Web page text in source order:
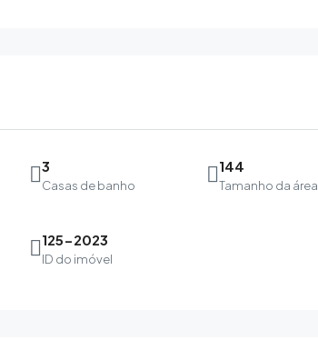
3
Casas de banho
144
Tamanho da área
125-2023
ID do imóvel